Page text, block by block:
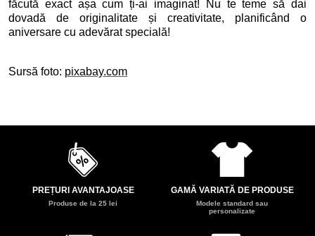
făcută exact așa cum ți-ai imaginat! Nu te teme să dai
dovadă de originalitate și creativitate, planificând o
aniversare cu adevărat specială!
Sursă foto: pixabay.com
PREȚURI AVANTAJOASE
Produse de la 25 lei
GAMĂ VARIATĂ DE PRODUSE
Modele standard sau
personalizate